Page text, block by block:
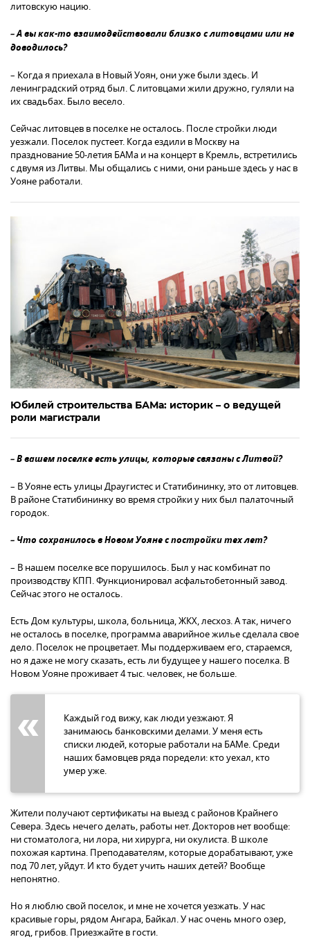
литовскую нацию.
– А вы как-то взаимодействовали близко с литовцами или не
доводилось?
– Когда я приехала в Новый Уоян, они уже были здесь. И
ленинградский отряд был. С литовцами жили дружно, гуляли на
их свадьбах. Было весело.
Сейчас литовцев в поселке не осталось. После стройки люди
уезжали. Поселок пустеет. Когда ездили в Москву на
празднование 50-летия БАМа и на концерт в Кремль, встретились
с двумя из Литвы. Мы общались с ними, они раньше здесь у нас в
Уояне работали.
Юбилей строительства БАМа: историк – о ведущей
роли магистрали
– В вашем поселке есть улицы, которые связаны с Литвой?
– В Уояне есть улицы Драугистес и Статибининку, это от литовцев.
В районе Статибининку во время стройки у них был палаточный
городок.
– Что сохранилось в Новом Уояне с постройки тех лет?
– В нашем поселке все порушилось. Был у нас комбинат по
производству КПП. Функционировал асфальтобетонный завод.
Сейчас этого не осталось.
Есть Дом культуры, школа, больница, ЖКХ, лесхоз. А так, ничего
не осталось в поселке, программа аварийное жилье сделала свое
дело. Поселок не процветает. Мы поддерживаем его, стараемся,
но я даже не могу сказать, есть ли будущее у нашего поселка. В
Новом Уояне проживает 4 тыс. человек, не больше.
Каждый год вижу, как люди уезжают. Я
занимаюсь банковскими делами. У меня есть
списки людей, которые работали на БАМе. Среди
наших бамовцев ряда поредели: кто уехал, кто
умер уже.
Жители получают сертификаты на выезд с районов Крайнего
Севера. Здесь нечего делать, работы нет. Докторов нет вообще:
ни стоматолога, ни лора, ни хирурга, ни окулиста. В школе
похожая картина. Преподавателям, которые дорабатывают, уже
под 70 лет, уйдут. И кто будет учить наших детей? Вообще
непонятно.
Но я люблю свой поселок, и мне не хочется уезжать. У нас
красивые горы, рядом Ангара, Байкал. У нас очень много озер,
ягод, грибов. Приезжайте в гости.